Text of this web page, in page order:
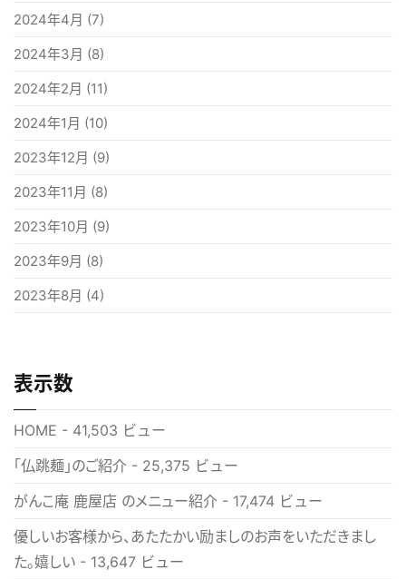
2024年4月 (7)
2024年3月 (8)
2024年2月 (11)
2024年1月 (10)
2023年12月 (9)
2023年11月 (8)
2023年10月 (9)
2023年9月 (8)
2023年8月 (4)
表示数
HOME - 41,503 ビュー
「仏跳麺」のご紹介 - 25,375 ビュー
がんこ庵 鹿屋店 のメニュー紹介 - 17,474 ビュー
優しいお客様から、あたたかい励ましのお声をいただきまし
た。嬉しい - 13,647 ビュー